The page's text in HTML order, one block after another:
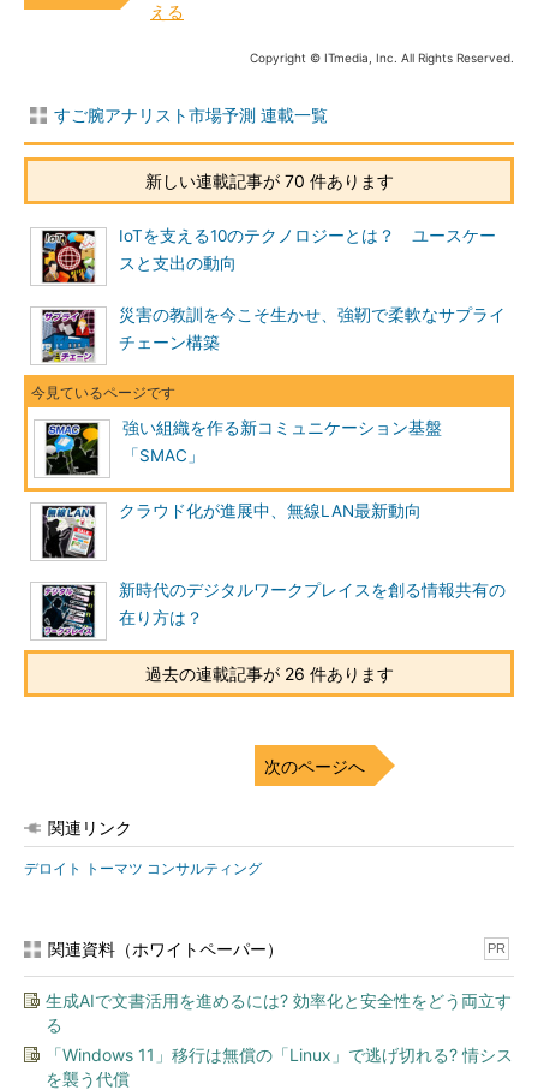
える
Copyright © ITmedia, Inc. All Rights Reserved.
すご腕アナリスト市場予測 連載一覧
新しい連載記事が 70 件あります
IoTを支える10のテクノロジーとは？ ユースケー
スと支出の動向
災害の教訓を今こそ生かせ、強靭で柔軟なサプライ
チェーン構築
強い組織を作る新コミュニケーション基盤
「SMAC」
クラウド化が進展中、無線LAN最新動向
新時代のデジタルワークプレイスを創る情報共有の
在り方は？
過去の連載記事が 26 件あります
次のページへ
関連リンク
デロイト トーマツ コンサルティング
関連資料（ホワイトペーパー） PR
生成AIで文書活用を進めるには? 効率化と安全性をどう両立す
る
「Windows 11」移行は無償の「Linux」で逃げ切れる? 情シス
を襲う代償